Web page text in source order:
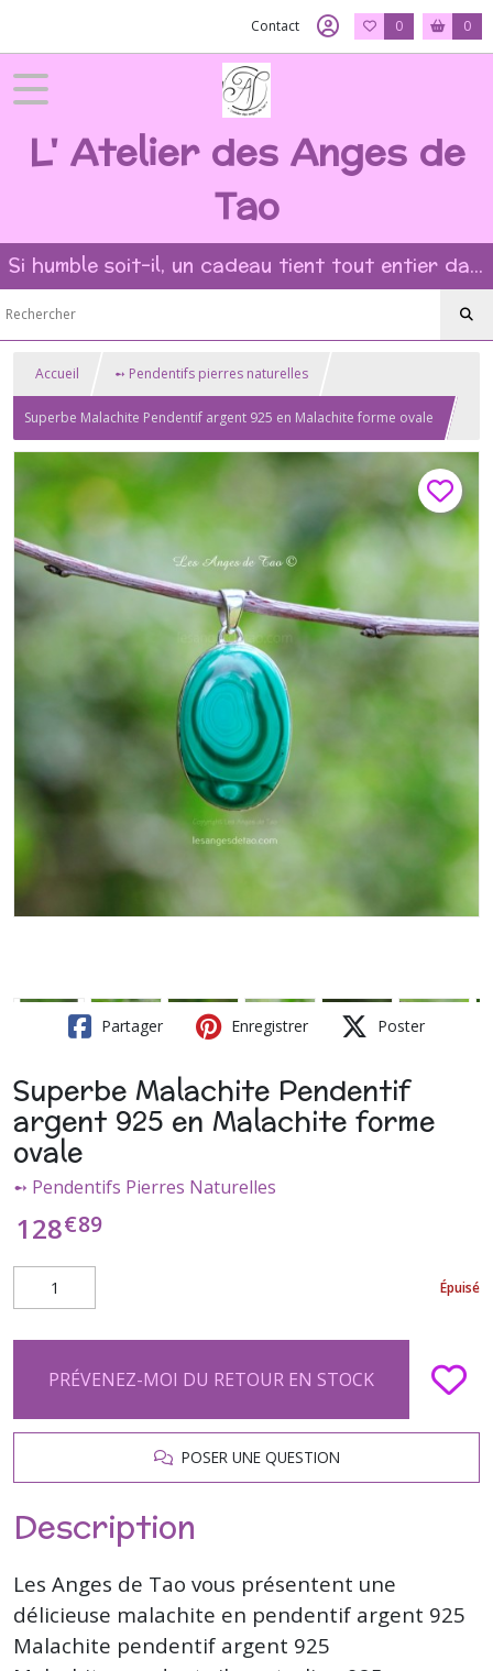
Contact 0 0
L' Atelier des Anges de
Tao
Si humble soit-il, un cadeau tient tout entier dans l'intention et la beauté du geste ?
Accueil ➻ Pendentifs pierres naturelles
Superbe Malachite Pendentif argent 925 en Malachite forme ovale
Partager Enregistrer Poster
Superbe Malachite Pendentif
argent 925 en Malachite forme
ovale
➻ Pendentifs Pierres Naturelles
128€89
Épuisé
PRÉVENEZ-MOI DU RETOUR EN STOCK
POSER UNE QUESTION
Description
Les Anges de Tao vous présentent une
délicieuse malachite en pendentif argent 925
Malachite pendentif argent 925